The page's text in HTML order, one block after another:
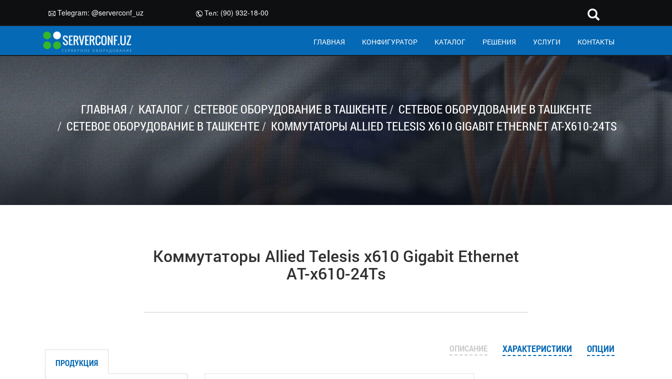
Telegram: @serverconf_uz Тел: (90) 932-18-00
ГЛАВНАЯ КОНФИГУРАТОР КАТАЛОГ РЕШЕНИЯ УСЛУГИ КОНТАКТЫ
ГЛАВНАЯ КАТАЛОГ СЕТЕВОЕ ОБОРУДОВАНИЕ В ТАШКЕНТЕ
СЕТЕВОЕ ОБОРУДОВАНИЕ В ТАШКЕНТЕ
СЕТЕВОЕ ОБОРУДОВАНИЕ В ТАШКЕНТЕ
КОММУТАТОРЫ ALLIED TELESIS X610 GIGABIT ETHERNET AT-X610-24TS
Коммутаторы Allied Telesis x610 Gigabit Ethernet
AT-x610-24Ts
ПРОДУКЦИЯ
ОПИСАНИЕ ХАРАКТЕРИСТИКИ ОПЦИИ